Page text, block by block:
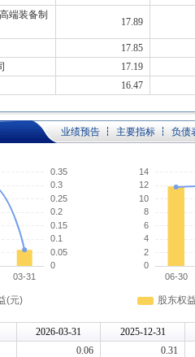
端装备制
17.89
17.85
17.19
16.47
业绩预告 主要指标 负债
2026-03-31
2025-12-31
0.06
0.31